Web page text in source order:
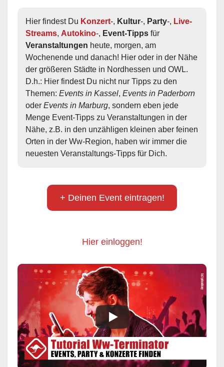
Hier findest Du Konzert-, Kultur-, Party-, Live-
Streams, Autokino-, Event-Tipps
Veranstaltungen heute, morgen, am
Wochenende und danach! Hier oder in der Nähe
der größeren Städte in Nordhessen und OWL.
D.h.: Hier findest Du nicht nur Tipps zu den
Themen: Events in Kassel, Events in Paderborn
oder Events in Marburg, sondern eben jede
Menge Event-Tipps zu Veranstaltungen in der
Nähe, z.B. in den unzähligen kleinen aber feinen
Orten in der Ww-Region, haben wir immer die
neuesten Veranstaltungs-Tipps für Dich.
+ Deinen Event eintragen!
Hier einloggen!